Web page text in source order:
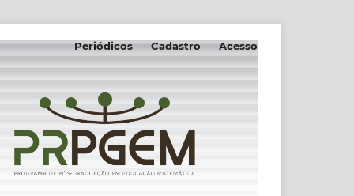
Periódicos Cadastro Acesso